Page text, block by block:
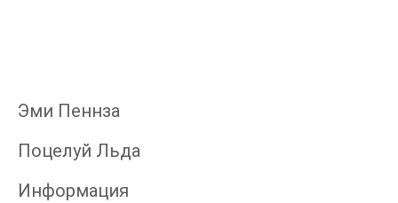
Эми Пеннза
Поцелуй Льда
Информация